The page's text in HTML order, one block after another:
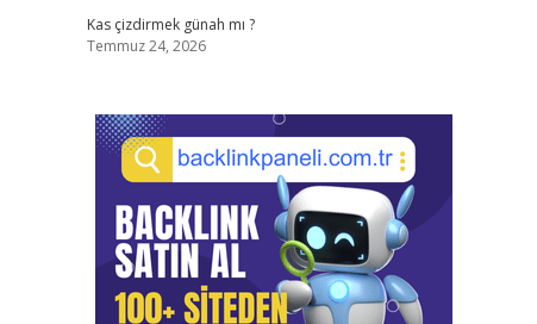
Kas çizdirmek günah mı ?
Temmuz 24, 2026